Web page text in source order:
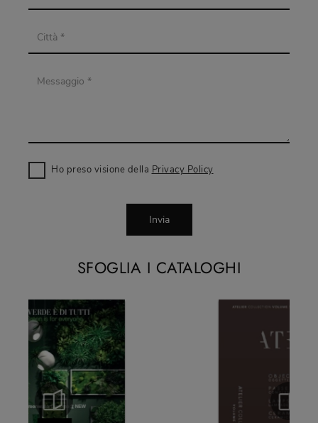
SFOGLIA I CATALOGHI
Ho preso visione della Privacy Policy
Invia